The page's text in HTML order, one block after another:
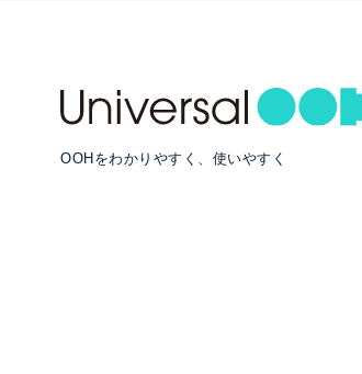
OOHをわかりやすく、使いやすく